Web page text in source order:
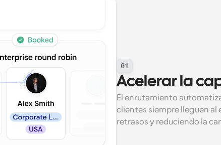
01
Acelerar la
El enrutamiento
clientes siempre lleguen al
retrasos y reduciendo la